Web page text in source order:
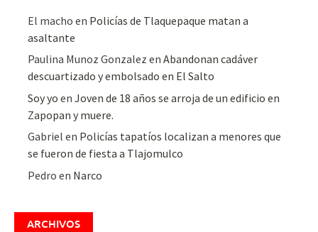
El macho en Policías de Tlaquepaque matan a
asaltante
Paulina Munoz Gonzalez enAbandonan cadáver
descuartizado y embolsado en El Salto
Soy yo enJoven de 18 años se arroja de un edificio en
Zapopan y muere.
Gabriel en Policías tapatíos localizan a menores que
se fueron de fiesta a Tlajomulco
Pedro en Narco
ARCHIVOS